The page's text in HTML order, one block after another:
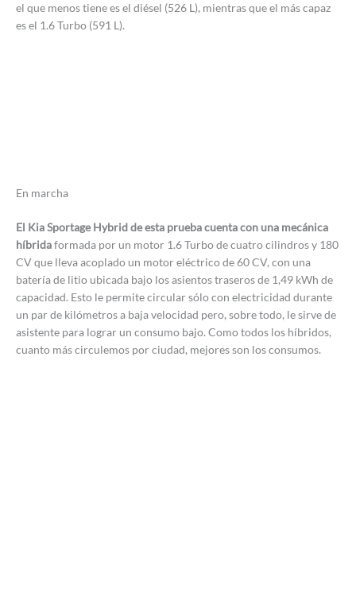
el que menos tiene es el diésel (526 L), mientras que el más capaz
es el 1.6 Turbo (591 L).
En marcha
El Kia Sportage Hybrid de esta prueba cuenta con una mecánica
híbridaformada por un motor 1.6 Turbo de cuatro cilindros y 180
CV que lleva acoplado un motor eléctrico de 60 CV, con una
batería de litio ubicada bajo los asientos traseros de 1,49 kWh de
capacidad. Esto le permite circular sólo con electricidad durante
un par de kilómetros a baja velocidad pero, sobre todo, le sirve de
asistente para lograr un consumo bajo. Como todos los híbridos,
cuanto más circulemos por ciudad, mejores son los consumos.